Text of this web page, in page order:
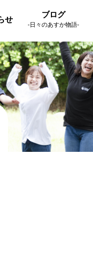
せ
ブログ
-日々のあすか物語-